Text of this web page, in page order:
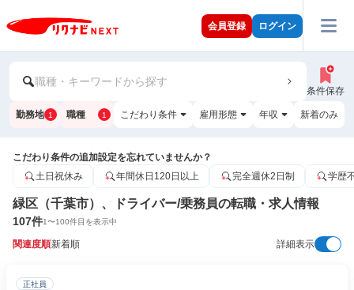
会員登録 ログイン
職種・キーワードから探す
条件保存
勤務地 1 職種 1 こだわり条件 雇用形態 年収 新着のみ
こだわり条件の追加設定を忘れていませんか？
土日祝休み
年間休日120日以上 完全週休2日制 学歴
緑区（千葉市）、ドライバー/乗務員の転職・求人情報
107件1〜100件目を表示中
関連度順新着順 詳細表示
正社員